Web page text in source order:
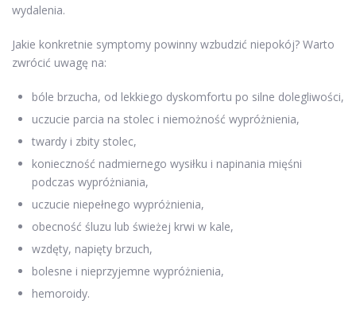
wydalenia.
Jakie konkretnie symptomy powinny wzbudzić niepokój? Warto
zwrócić uwagę na:
bóle brzucha, od lekkiego dyskomfortu po silne dolegliwości,
uczucie parcia na stolec i niemożność wypróżnienia,
twardy i zbity stolec,
konieczność nadmiernego wysiłku i napinania mięśni
podczas wypróżniania,
uczucie niepełnego wypróżnienia,
obecność śluzu lub świeżej krwi w kale,
wzdęty, napięty brzuch,
bolesne i nieprzyjemne wypróżnienia,
hemoroidy.